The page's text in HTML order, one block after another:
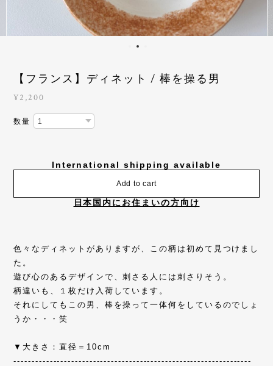
【フランス】ディネット / 棒を操る男
¥2,200
数量
International shipping available
Add to cart
日本国内にお住まいの方向け
色々なディネットがありますが、この柄は初めて見つけまし
た。
遊び心のあるデザインで、刺さる人には刺さりそう。
柄違いも、１枚だけ入荷しています。
それにしてもこの男、棒を操って一体何をしているのでしょ
うか・・・笑
▼大きさ：直径＝10cm
------------------------------------------------------------------